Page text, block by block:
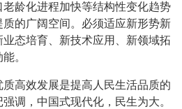
龄化进程加快等结构性变化趋势
的广阔空间。必须适应新形势新
态培育、新技术应用、新领域拓
。
高效发展是提高人民生活品质的
调，中国式现代化，民生为大。